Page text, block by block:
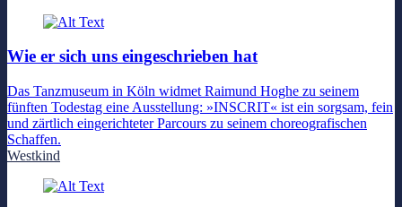
Wie er sich uns eingeschrieben hat
Das Tanzmuseum in Köln widmet Raimund Hoghe zu seinem
fünften Todestag eine Ausstellung: »INSCRIT« ist ein sorgsam, fein
und zärtlich eingerichteter Parcours zu seinem choreografischen
Schaffen.
Westkind